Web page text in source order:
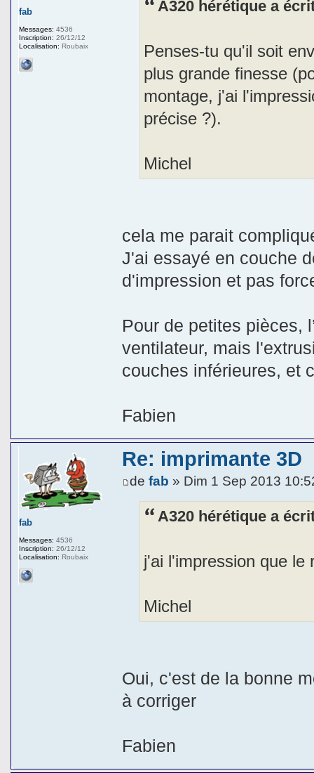
A320 hérétique a
Penses-tu qu'il soit
plus grande finesse
montage, j'ai
précise ?).
Michel
cela me parait
J'ai essayé en couche
d'impression et pas
Pour de petites pièces,
ventilateur, mais
couches inférieures, et
Fabien
fab
Messages: 4536
Inscription: 26/12/12
Localisation: Roubaix
Re: imprimante 3D
defab » Dim 1 Sep 2013
A320 hérétique a
j'ai l'impression que le
Michel
Oui, c'est de la bonne
à corriger
Fabien
fab
Messages: 4536
Inscription: 26/12/12
Localisation: Roubaix